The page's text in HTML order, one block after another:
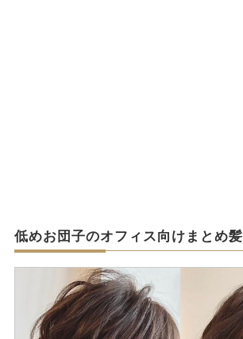
低めお団子のオフィス向けまとめ髪